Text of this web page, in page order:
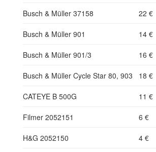
Busch & Müller 37158 22 €
Busch & Müller 901 14 €
Busch & Müller 901/3 16 €
Busch & Müller Cycle Star 80, 903 18 €
CATEYE B 500G 11 €
Filmer 2052151 6 €
H&G 2052150 4 €